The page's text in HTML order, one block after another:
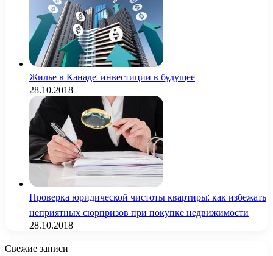
Жилье в Канаде: инвестиции в будущее
28.10.2018
Проверка юридической чистоты квартиры: как избежать
неприятных сюрпризов при покупке недвижимости
28.10.2018
Свежие записи